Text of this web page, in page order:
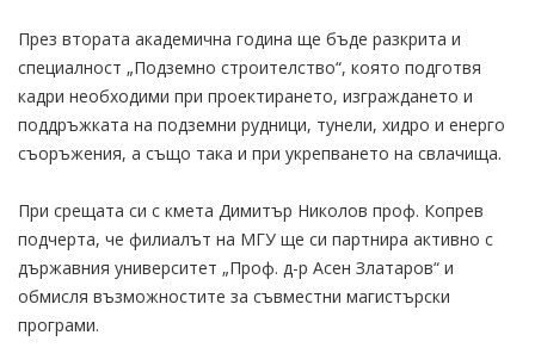
През втората академична година ще бъде разкрита и
специалност „Подземно строителство“, която подготвя
кадри необходими при проектирането, изграждането и
поддръжката на подземни рудници, тунели, хидро и енерго
съоръжения, а също така и при укрепването на свлачища.
При срещата си с кмета Димитър Николов проф. Копрев
подчерта, че филиалът на МГУ ще си партнира активно с
държавния университет „Проф. д-р Асен Златаров“ и
обмисля възможностите за съвместни магистърски
програми.